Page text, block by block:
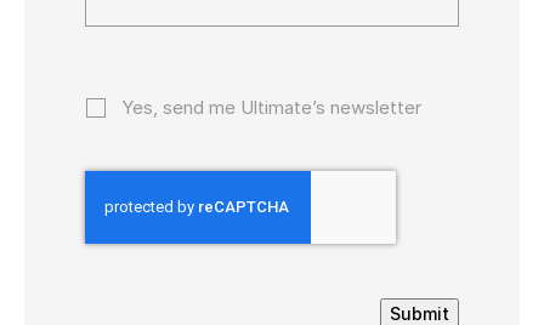
Yes, send me Ultimate’s newsletter
Submit